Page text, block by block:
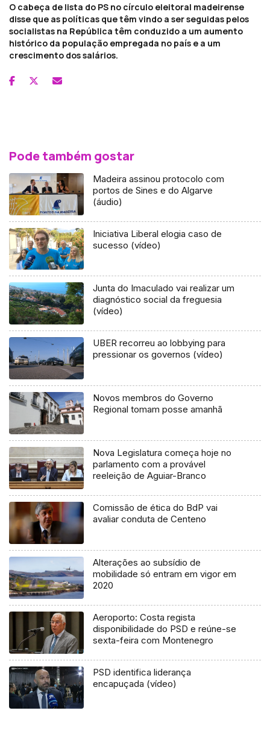
O cabeça de lista do PS no círculo eleitoral madeirense
disse que as políticas que têm vindo a ser seguidas pelos
socialistas na República têm conduzido a um aumento
histórico da população empregada no país e a um
crescimento dos salários.
Pode também gostar
Madeira assinou protocolo com
portos de Sines e do Algarve
(áudio)
Iniciativa Liberal elogia caso de
sucesso (vídeo)
Junta do Imaculado vai realizar um
diagnóstico social da freguesia
(vídeo)
UBER recorreu ao lobbying para
pressionar os governos (vídeo)
Novos membros do Governo
Regional tomam posse amanhã
Nova Legislatura começa hoje no
parlamento com a provável
reeleição de Aguiar-Branco
Comissão de ética do BdP vai
avaliar conduta de Centeno
Alterações ao subsídio de
mobilidade só entram em vigor em
2020
Aeroporto: Costa regista
disponibilidade do PSD e reúne-se
sexta-feira com Montenegro
PSD identifica liderança
encapuçada (vídeo)